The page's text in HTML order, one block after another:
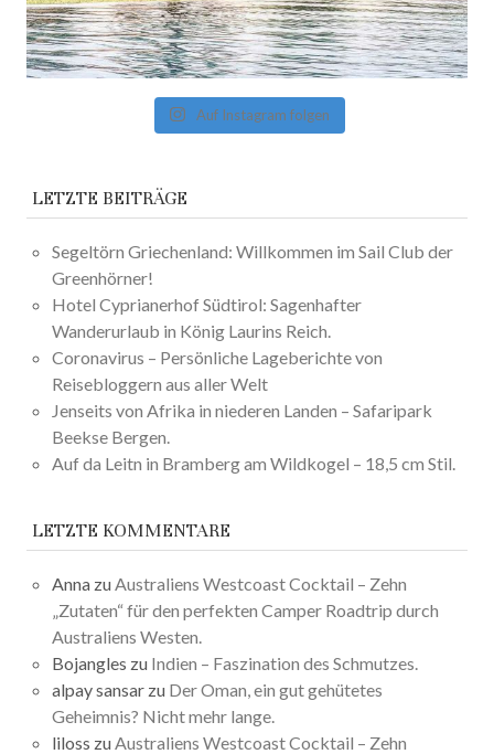
Auf Instagram folgen
LETZTE BEITRÄGE
Segeltörn Griechenland: Willkommen im Sail Club der
Greenhörner!
Hotel Cyprianerhof Südtirol: Sagenhafter
Wanderurlaub in König Laurins Reich.
Coronavirus – Persönliche Lageberichte von
Reisebloggern aus aller Welt
Jenseits von Afrika in niederen Landen – Safaripark
Beekse Bergen.
Auf da Leitn in Bramberg am Wildkogel – 18,5 cm Stil.
LETZTE KOMMENTARE
Anna zuAustraliens Westcoast Cocktail – Zehn
„Zutaten“ für den perfekten Camper Roadtrip durch
Australiens Westen.
Bojangles zu Indien – Faszination des Schmutzes.
alpay sansar zu Der Oman, ein gut gehütetes
Geheimnis? Nicht mehr lange.
liloss zuAustraliens Westcoast Cocktail – Zehn